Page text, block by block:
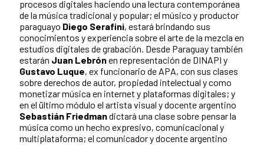
procesos digitales haciendo una lectura contemporánea
de la música tradicional y popular; el músico y productor
paraguayo Diego Serafini, estará brindando sus
conocimientos y experiencia sobre el arte de la mezcla en
estudios digitales de grabación. Desde Paraguay también
estarán Juan Lebrónen representación de DINAPI y
Gustavo Luque, ex funcionario de APA, con sus clases
sobre derechos de autor, propiedad intelectual y como
monetizar música en internet y plataformas digitales; y
en el ültimo módulo el artista visual y docente argentino
Sebastián Friedmandictará una clase sobre pensar la
música como un hecho expresivo, comunicacional y
multiplataforma; el comunicador y docente argentino